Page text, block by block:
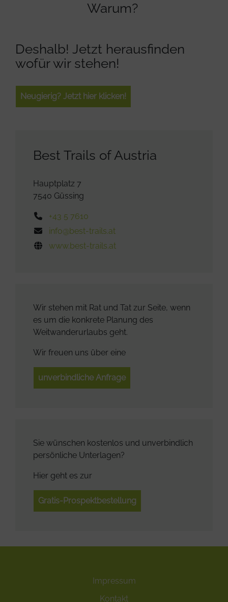
Warum?
Deshalb! Jetzt herausfinden
wofür wir stehen!
Neugierig? Jetzt hier klicken!
Best Trails of Austria
Hauptplatz 7
7540 Güssing
Telefon
+43 5 7610
E-Mail
info@best-trails.at
Web
www.best-trails.at
Wir stehen mit Rat und Tat zur Seite, wenn
es um die konkrete Planung des
Weitwanderurlaubs geht.
Wir freuen uns über eine
unverbindliche Anfrage
Sie wünschen kostenlos und unverbindlich
persönliche Unterlagen?
Hier geht es zur
Gratis-Prospektbestellung
Impressum
Kontakt